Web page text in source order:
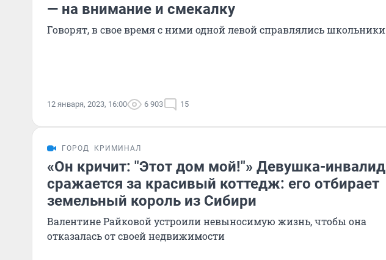
— на внимание и смекалку
Говорят, в свое время с ними одной левой справлялись школьники
12 января, 2023, 16:00 6 903 15
ГОРОД КРИМИНАЛ
«Он кричит: "Этот дом мой!"» Девушка-инвалид
сражается за красивый коттедж: его отбирает
земельный король из Сибири
Валентине Райковой устроили невыносимую жизнь, чтобы она
отказалась от своей недвижимости